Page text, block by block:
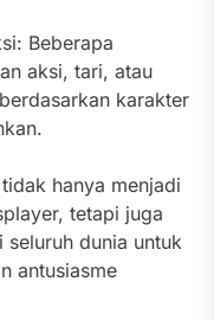
Beberapa
aksi, tari, atau
karakter
hanya menjadi
tetapi juga
dunia untuk
antusiasme